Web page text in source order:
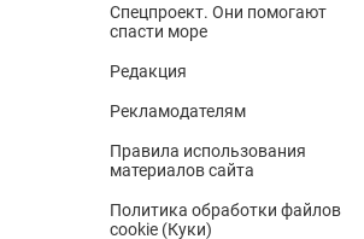
Спецпроект. Они помогают
спасти море
Редакция
Рекламодателям
Правила использования
материалов сайта
Политика обработки файлов
cookie (Куки)